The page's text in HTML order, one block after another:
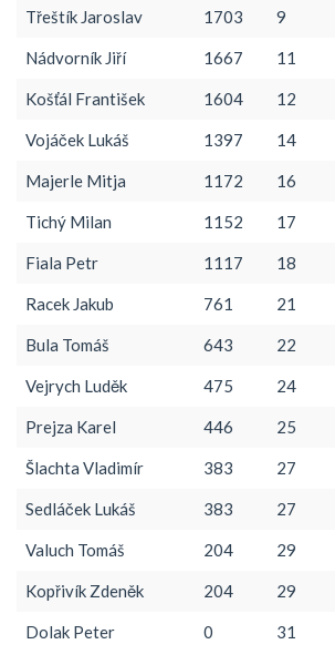
Třeštík Jaroslav 1703 9
Nádvorník Jiří 1667 11
Košťál František 1604 12
Vojáček Lukáš 1397 14
Majerle Mitja 1172 16
Tichý Milan 1152 17
Fiala Petr 1117 18
Racek Jakub 761 21
Bula Tomáš 643 22
Vejrych Luděk 475 24
Prejza Karel 446 25
Šlachta Vladimír 383 27
Sedláček Lukáš 383 27
Valuch Tomáš 204 29
Kopřivík Zdeněk 204 29
Dolak Peter 0 31